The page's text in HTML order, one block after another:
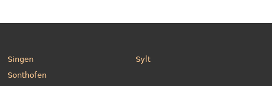
Singen
Sonthofen
Sylt